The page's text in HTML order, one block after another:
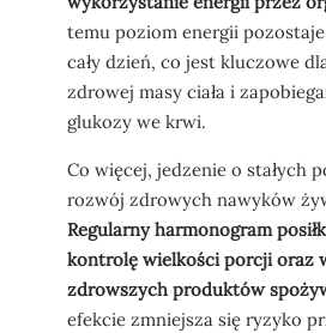
temu poziom energii
cały dzień, co jest kluczowe
zdrowej masy ciała i
glukozy we krwi.
Co więcej, jedzenie o stałych
rozwój zdrowych nawyków
Regularny harmonogram
kontrolę wielkości porcji oraz
zdrowszych produktów
efekcie zmniejsza się ryzyko